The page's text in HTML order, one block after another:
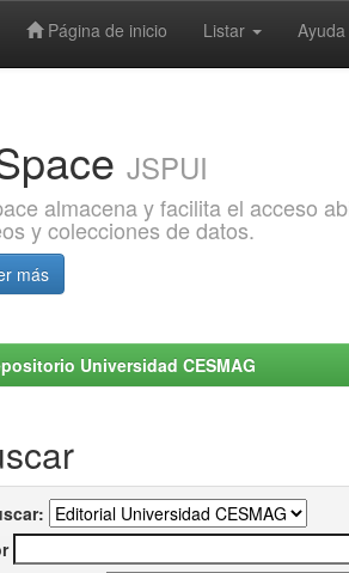
Página de inicio Listar Ayuda
JSPUI
almacena y facilita el acceso
y colecciones de datos.
más
Universidad CESMAG